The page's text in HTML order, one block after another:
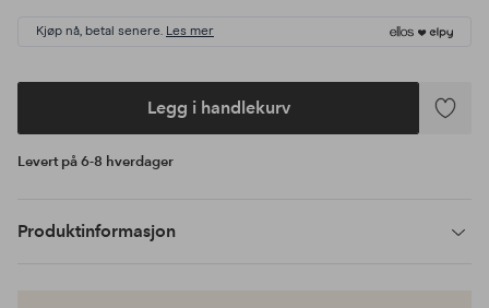
Kjøp nå, betal senere. Les mer
Legg i handlekurv
Legg
Levert på 6-8 hverdager
Produktinformasjon